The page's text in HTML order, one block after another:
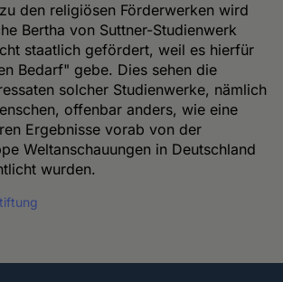
den religiösen Förderwerken wird
Bertha von Suttner-Studienwerk
staatlich gefördert, weil es hierfür
Bedarf" gebe. Dies sehen die
solcher Studienwerke, nämlich
offenbar anders, wie eine
Ergebnisse vorab von der
Weltanschauungen in Deutschland
wurden.